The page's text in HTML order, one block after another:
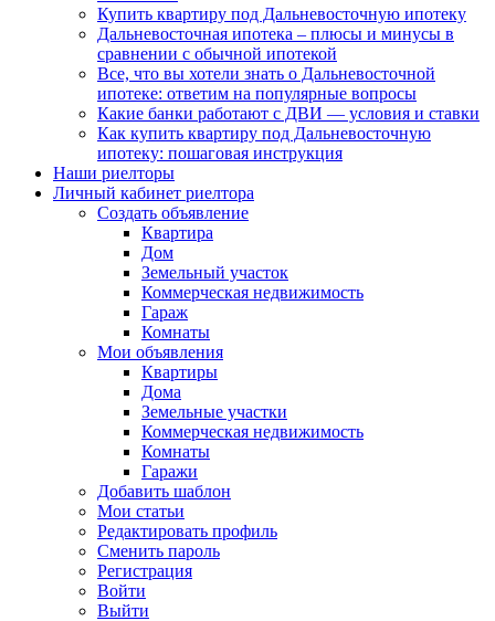
Купить квартиру под Дальневосточную ипотеку
Дальневосточная ипотека – плюсы и минусы в
сравнении с обычной ипотекой
Все, что вы хотели знать о Дальневосточной
ипотеке: ответим на популярные вопросы
Какие банки работают с ДВИ — условия и ставки
Как купить квартиру под Дальневосточную
ипотеку: пошаговая инструкция
Наши риелторы
Личный кабинет риелтора
Cоздать объявление
Квартира
Дом
Земельный участок
Коммерческая недвижимость
Гараж
Комнаты
Мои объявления
Квартиры
Дома
Земельные участки
Коммерческая недвижимость
Комнаты
Гаражи
Добавить шаблон
Мои статьи
Редактировать профиль
Сменить пароль
Регистрация
Войти
Выйти